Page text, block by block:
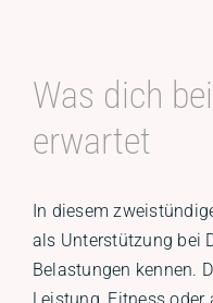
Was dich
erwartet
In diesem
als Unterstützung bei
Belastungen kennen.